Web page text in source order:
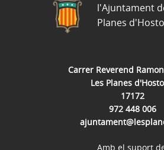
Carrer Reverend
Les Planes
17172
972 448 006
l'Ajuntament
Planes
Amb el suport